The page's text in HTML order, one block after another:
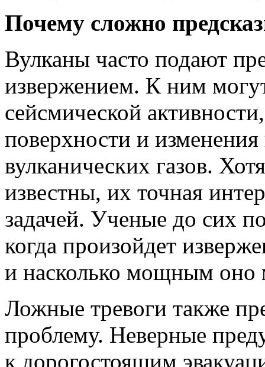
Почему сложно
Вулканы часто подают
извержением. К ним
сейсмической
поверхности и
вулканических газов.
известны, их точная
задачей. Ученые до сих
когда произойдет
и насколько мощным оно
Ложные тревоги также
проблему. Неверные
к дорогостоящим